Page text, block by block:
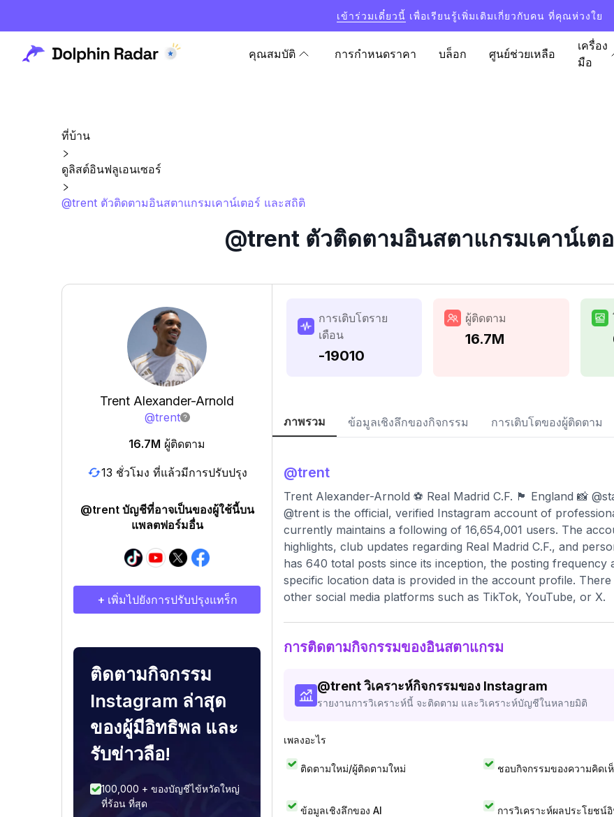
เข้าร่วมเดี๋ยวนี้ เพื่อเรียนรู้เพิ่มเติมเกี่ยวกับคน ที่คุณห่วงใย
คุณสมบัติ การกำหนดราคา บล็อก ศูนย์ช่วยเหลือ
เครื่อง
มือ
ที่บ้าน
ดูลิสต์อินฟลูเอนเซอร์
@trent ตัวติดตามอินสตาแกรมเคาน์เตอร์ และสถิติ
@trent ตัวติดตามอินสตาแกรมเคาน์เต
Trent Alexander-Arnold
@trent
16.7M ผู้ติดตาม
13 ชั่วโมง ที่แล้วมีการปรับปรุง
@trent บัญชีที่อาจเป็นของผู้ใช้นี้บน
แพลตฟอร์มอื่น
+ เพิ่มไปยังการปรับปรุงแทร็ก
ติดตามกิจกรรม
Instagram ล่าสุด
ของผู้มีอิทธิพล และ
รับข่าวลือ!
100,000 + ของบัญชีไข้หวัดใหญ่
ที่ร้อน ที่สุด
การเติบโตราย
เดือน
-19010
ผู้ติดตาม
16.7M
ภาพรวม ข้อมูลเชิงลึกของกิจกรรม การเติบโตของผู้ติดตาม
@trent
Trent Alexander-Arnold ⚽ Real Madrid C.F. 🏴󠁧󠁢󠁥󠁮󠁧󠁿 England 📸
@trent is the official, verified Instagram account of
currently maintains a following of 16,654,001 users. The
highlights, club updates regarding Real Madrid C.F., and
has 640 total posts since its inception, the posting frequency
specific location data is provided in the account profile.
other social media platforms such as TikTok, YouTube, or X.
การติดตามกิจกรรมของอินสตาแกรม
@trentวิเคราะห์กิจกรรมของ Instagram
รายงานการวิเคราะห์นี้ จะติดตาม และวิเคราะห์บัญชีในหลายมิติ
เพลงอะไร
ติดตามใหม่/ผู้ติดตามใหม่ ชอบกิจกรรมของความคิดเ
ข้อมูลเชิงลึกของ AI การวิเคราะห์ผลประโยชน์